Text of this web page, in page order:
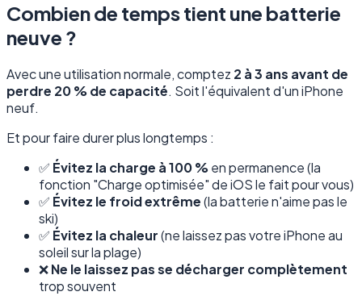
Combien de temps tient une batterie
neuve ?
Avec une utilisation normale, comptez 2 à 3 ans avant de
perdre 20 % de capacité. Soit l'équivalent d'un iPhone
neuf.
Et pour faire durer plus longtemps :
✅ Évitez la charge à 100 % en permanence (la
fonction "Charge optimisée" de iOS le fait pour vous)
✅ Évitez le froid extrême(la batterie n'aime pas le
ski)
✅ Évitez la chaleur(ne laissez pas votre iPhone au
soleil sur la plage)
❌Ne le laissez pas se décharger complètement
trop souvent